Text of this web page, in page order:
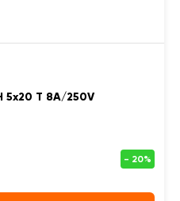
5x20 Т 8A/250V